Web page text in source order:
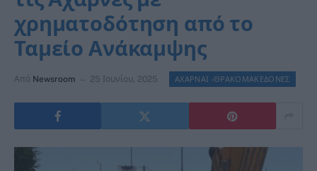
χρηματοδότηση από το
Ταμείο Ανάκαμψης
Από Newsroom 25 Ιουνίου, 2025 ΑΧΑΡΝΑΙ -ΘΡΑΚΟΜΑΚΕΔΟΝΕΣ